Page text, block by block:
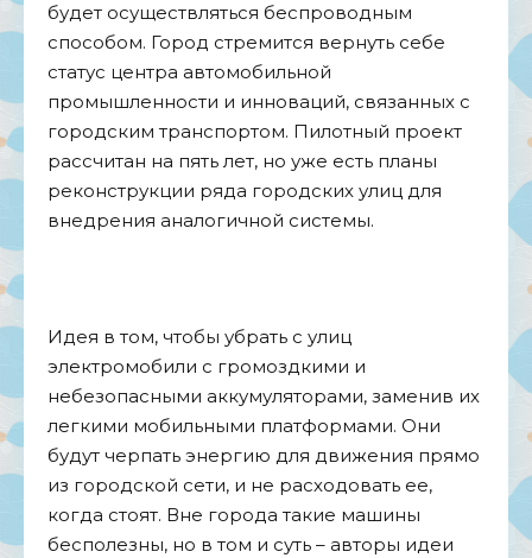
будет осуществляться беспроводным
способом. Город стремится вернуть себе
статус центра автомобильной
промышленности и инноваций, связанных с
городским транспортом. Пилотный проект
рассчитан на пять лет, но уже есть планы
реконструкции ряда городских улиц для
внедрения аналогичной системы.
Идея в том, чтобы убрать с улиц
электромобили с громоздкими и
небезопасными аккумуляторами, заменив их
легкими мобильными платформами. Они
будут черпать энергию для движения прямо
из городской сети, и не расходовать ее,
когда стоят. Вне города такие машины
бесполезны, но в том и суть – авторы идеи